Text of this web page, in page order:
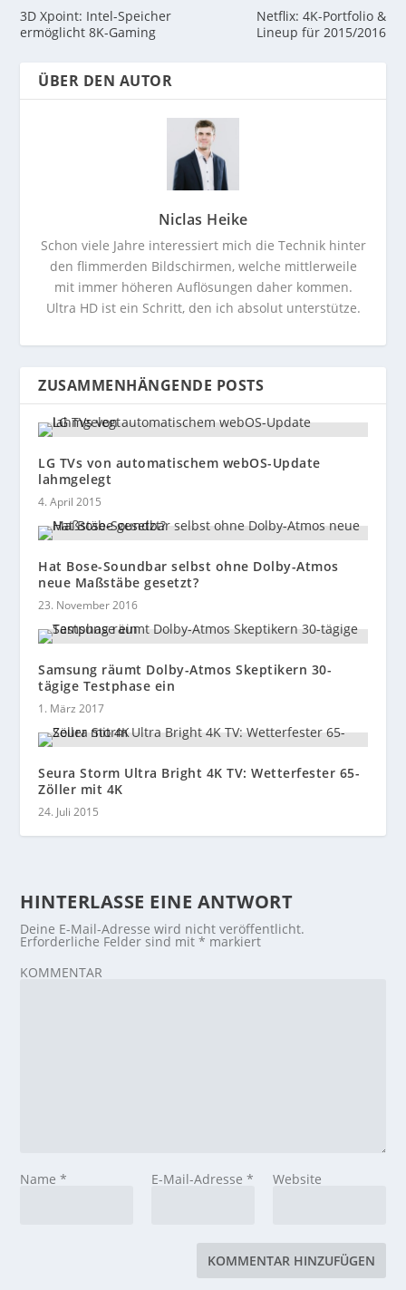
3D Xpoint: Intel-Speicher
ermöglicht 8K-Gaming
Netflix: 4K-Portfolio &
Lineup für 2015/2016
ÜBER DEN AUTOR
Niclas Heike
Schon viele Jahre interessiert mich die Technik hinter
den flimmerden Bildschirmen, welche mittlerweile
mit immer höheren Auflösungen daher kommen.
Ultra HD ist ein Schritt, den ich absolut unterstütze.
ZUSAMMENHÄNGENDE POSTS
LG TVs von automatischem webOS-Update
lahmgelegt
4. April 2015
Hat Bose-Soundbar selbst ohne Dolby-Atmos
neue Maßstäbe gesetzt?
23. November 2016
Samsung räumt Dolby-Atmos Skeptikern 30-
tägige Testphase ein
1. März 2017
Seura Storm Ultra Bright 4K TV: Wetterfester 65-
Zöller mit 4K
24. Juli 2015
HINTERLASSE EINE ANTWORT
Deine E-Mail-Adresse wird nicht veröffentlicht.
Erforderliche Felder sind mit* markiert
KOMMENTAR
Name* E-Mail-Adresse * Website